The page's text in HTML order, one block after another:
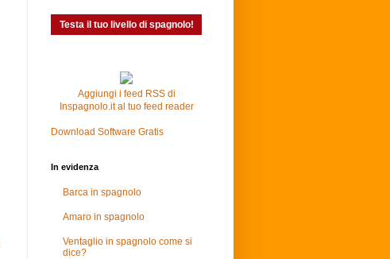
Testa il tuo livello di spagnolo!
Aggiungi i feed RSS di
Inspagnolo.it al tuo feed reader
Download Software Gratis
In evidenza
Barca in spagnolo
Amaro in spagnolo
Ventaglio in spagnolo come si
dice?